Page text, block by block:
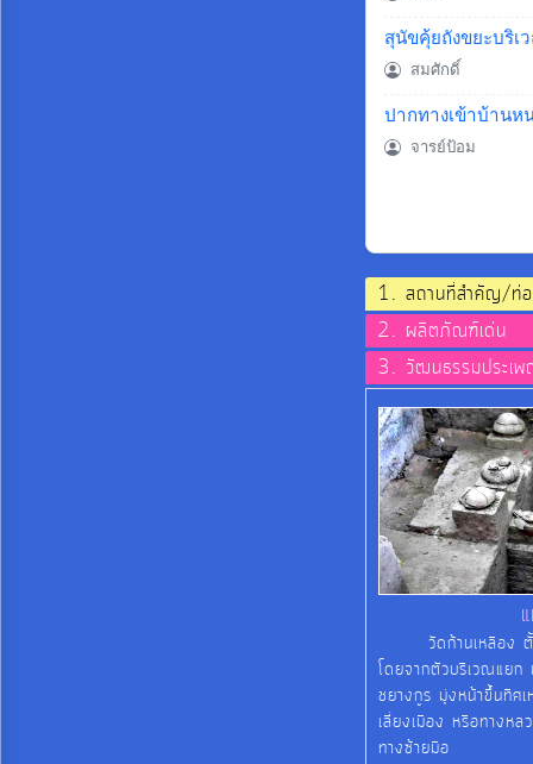
สถานที่สำคัญ/ท่อ
ผลิตภัณฑ์เด่น
วัฒนธรรมประเ
วัดก้านเหลือง ตั้งอ
โดยจากตัวบริเวณแยก
ชยางกูร มุ่งหน้าขึ้นทิศ
เลี่ยงเมือง หรือทางห
ทางซ้ายมือ